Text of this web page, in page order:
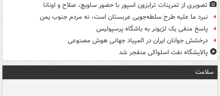
تصویری از تمرینات ترابزون اسپور با حضور ساویچ، صلاح و اونانا
نبرد ما علیه طرح سلطه‌جویی عربستان است، نه مردم جنوب یمن
پاسخ منفی یک لژیونر به باشگاه پرسپولیس
درخشش جوانان ایران در المپیاد جهانی هوش مصنوعی
پالایشگاه نفت اسلواکی منفجر شد
سلامت